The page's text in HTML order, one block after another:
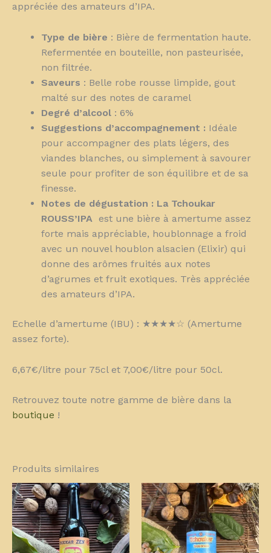
appréciée des amateurs d’IPA.
Type de bière : Bière de fermentation haute.
Refermentée en bouteille, non pasteurisée,
non filtrée.
Saveurs : Belle robe rousse limpide, gout
malté sur des notes de caramel
Degré d’alcool : 6%
Suggestions d’accompagnement : Idéale
pour accompagner des plats légers, des
viandes blanches, ou simplement à savourer
seule pour profiter de son équilibre et de sa
finesse.
Notes de dégustation : La Tchoukar
ROUSS’IPA est une bière à amertume assez
forte mais appréciable, houblonnage a froid
avec un nouvel houblon alsacien (Elixir) qui
donne des arômes fruités aux notes
d’agrumes et fruit exotiques. Très appréciée
des amateurs d’IPA.
Echelle d’amertume (IBU) : ★★★★☆ (Amertume
assez forte).
6,67€/litre pour 75cl et 7,00€/litre pour 50cl.
Retrouvez toute notre gamme de bière dans la
boutique !
Produits similaires